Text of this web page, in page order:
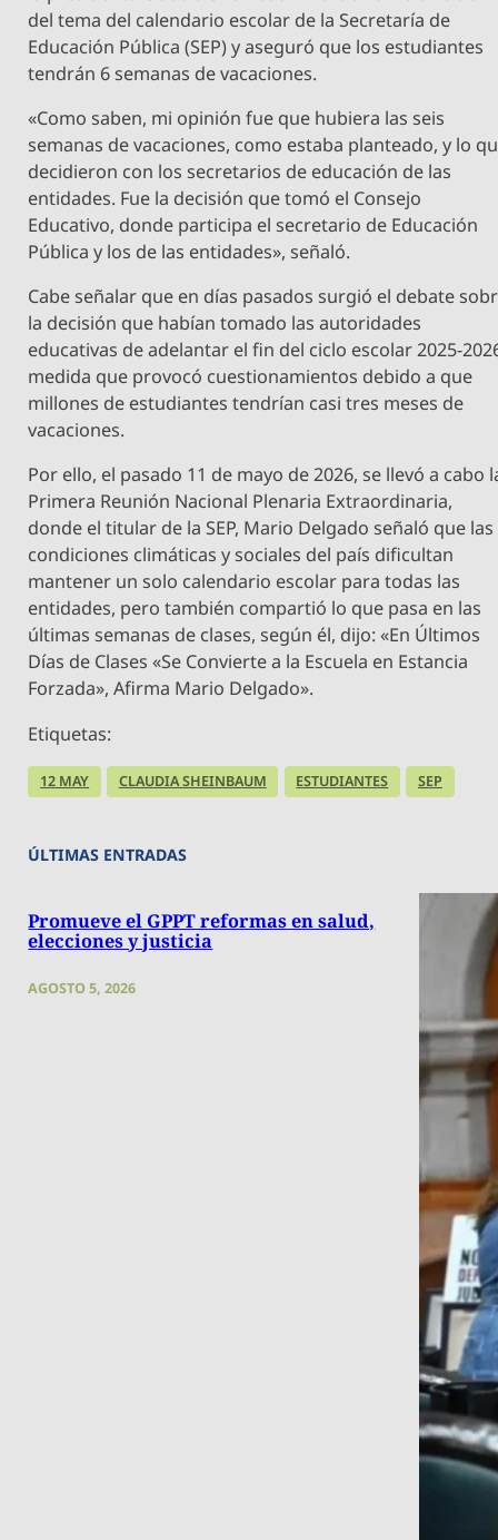
del tema del calendario escolar de la Secretaría de
Educación Pública (SEP) y aseguró que los estudiantes
tendrán 6 semanas de vacaciones.
«Como saben, mi opinión fue que hubiera las seis
semanas de vacaciones, como estaba planteado, y lo
decidieron con los secretarios de educación de las
entidades. Fue la decisión que tomó el Consejo
Educativo, donde participa el secretario de Educación
Pública y los de las entidades», señaló.
Cabe señalar que en días pasados surgió el debate
la decisión que habían tomado las autoridades
educativas de adelantar el fin del ciclo escolar 2025-
medida que provocó cuestionamientos debido a que
millones de estudiantes tendrían casi tres meses de
vacaciones.
Por ello, el pasado 11 de mayo de 2026, se llevó a cabo
Primera Reunión Nacional Plenaria Extraordinaria,
donde el titular de la SEP, Mario Delgado señaló que las
condiciones climáticas y sociales del país dificultan
mantener un solo calendario escolar para todas las
entidades, pero también compartió lo que pasa en las
últimas semanas de clases, según él, dijo: «En Últimos
Días de Clases «Se Convierte a la Escuela en Estancia
Forzada», Afirma Mario Delgado».
Etiquetas:
12 MAY CLAUDIA SHEINBAUM ESTUDIANTES SEP
ÚLTIMAS ENTRADAS
Promueve el GPPT reformas en salud,
elecciones y justicia
AGOSTO 5, 2026